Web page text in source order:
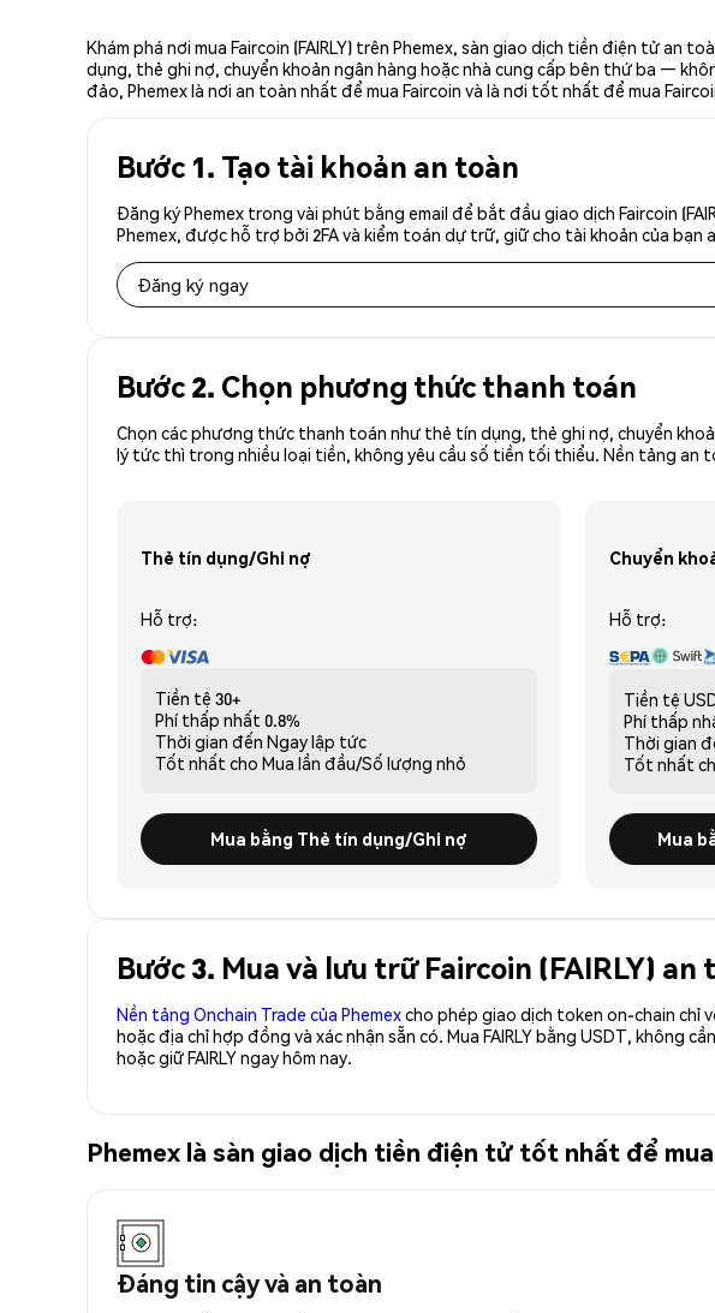
Khám phá nơi mua Faircoin (FAIRLY) trên Phemex, sàn giao dịch tiền điện tử an
dụng, thẻ ghi nợ, chuyển khoản ngân hàng hoặc nhà cung cấp bên thứ ba —
đảo, Phemex là nơi an toàn nhất để mua Faircoin và là nơi tốt nhất để mua
Bước 1. Tạo tài khoản an toàn
Đăng ký Phemex trong vài phút bằng email để bắt đầu giao dịch Faircoin
Phemex, được hỗ trợ bởi 2FA và kiểm toán dự trữ, giữ cho tài khoản của
Đăng ký ngay
Bước 2. Chọn phương thức thanh toán
Chọn các phương thức thanh toán như thẻ tín dụng, thẻ ghi nợ, chuyển
lý tức thì trong nhiều loại tiền, không yêu cầu số tiền tối thiểu. Nền tảng an
Thẻ tín dụng/Ghi nợ
Hỗ trợ:
Tiền tệ 30+
Phí thấp nhất 0.8%
Thời gian đến Ngay lập tức
Tốt nhất cho Mua lần đầu/Số lượng nhỏ
Mua bằng Thẻ tín dụng/Ghi nợ
Chuyển
Hỗ trợ:
Tiền tệ
Phí thấp
Thời gian
Tốt nhất
Mua
Bước 3. Mua và lưu trữ Faircoin (FAIRLY) an
Nền tảng Onchain Trade của Phemexcho phép giao dịch token on-chain chỉ
hoặc địa chỉ hợp đồng và xác nhận sẵn có. Mua FAIRLY bằng USDT, không
hoặc giữ FAIRLY ngay hôm nay.
Phemex là sàn giao dịch tiền điện tử tốt nhất để mua
Đáng tin cậy và an toàn